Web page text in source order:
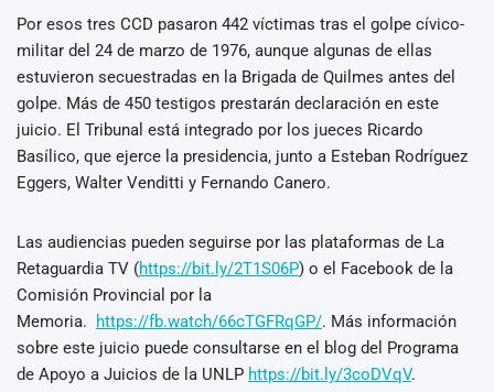
Por esos tres CCD pasaron 442 víctimas tras el golpe cívico-
militar del 24 de marzo de 1976, aunque algunas de ellas
estuvieron secuestradas en la Brigada de Quilmes antes del
golpe. Más de 450 testigos prestarán declaración en este
juicio. El Tribunal está integrado por los jueces Ricardo
Basílico, que ejerce la presidencia, junto a Esteban Rodríguez
Eggers, Walter Venditti y Fernando Canero.
Las audiencias pueden seguirse por las plataformas de La
Retaguardia TV (https://bit.ly/2T1S06P) o el Facebook de la
Comisión Provincial por la
Memoria.
https://fb.watch/66cTGFRqGP/. Más información
sobre este juicio puede consultarse en el blog del Programa
de Apoyo a Juicios de la UNLP https://bit.ly/3coDVqV.